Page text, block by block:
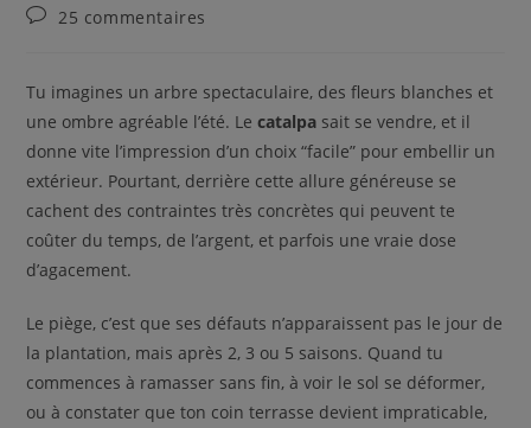
25 commentaires
Tu imagines un arbre spectaculaire, des fleurs blanches et
une ombre agréable l’été. Lecatalpa sait se vendre, et il
donne vite l’impression d’un choix “facile” pour embellir un
extérieur. Pourtant, derrière cette allure généreuse se
cachent des contraintes très concrètes qui peuvent te
coûter du temps, de l’argent, et parfois une vraie dose
d’agacement.
Le piège, c’est que ses défauts n’apparaissent pas le jour de
la plantation, mais après 2, 3 ou 5 saisons. Quand tu
commences à ramasser sans fin, à voir le sol se déformer,
ou à constater que ton coin terrasse devient impraticable,